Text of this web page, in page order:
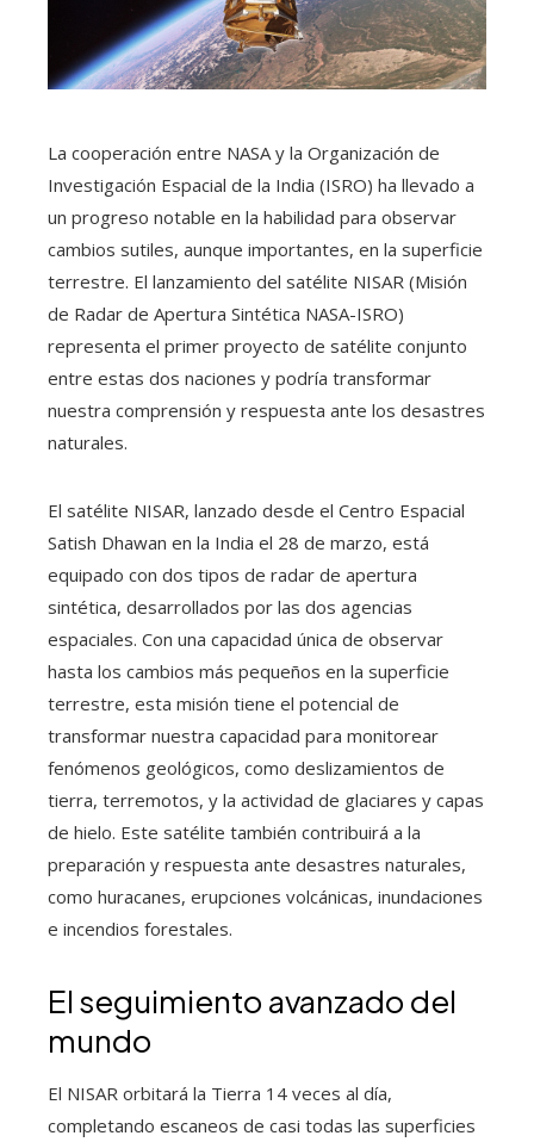
La cooperación entre NASA y la Organización de
Investigación Espacial de la India (ISRO) ha llevado a
un progreso notable en la habilidad para observar
cambios sutiles, aunque importantes, en la superficie
terrestre. El lanzamiento del satélite NISAR (Misión
de Radar de Apertura Sintética NASA-ISRO)
representa el primer proyecto de satélite conjunto
entre estas dos naciones y podría transformar
nuestra comprensión y respuesta ante los desastres
naturales.
El satélite NISAR, lanzado desde el Centro Espacial
Satish Dhawan en la India el 28 de marzo, está
equipado con dos tipos de radar de apertura
sintética, desarrollados por las dos agencias
espaciales. Con una capacidad única de observar
hasta los cambios más pequeños en la superficie
terrestre, esta misión tiene el potencial de
transformar nuestra capacidad para monitorear
fenómenos geológicos, como deslizamientos de
tierra, terremotos, y la actividad de glaciares y capas
de hielo. Este satélite también contribuirá a la
preparación y respuesta ante desastres naturales,
como huracanes, erupciones volcánicas, inundaciones
e incendios forestales.
El seguimiento avanzado del
mundo
El NISAR orbitará la Tierra 14 veces al día,
completando escaneos de casi todas las superficies